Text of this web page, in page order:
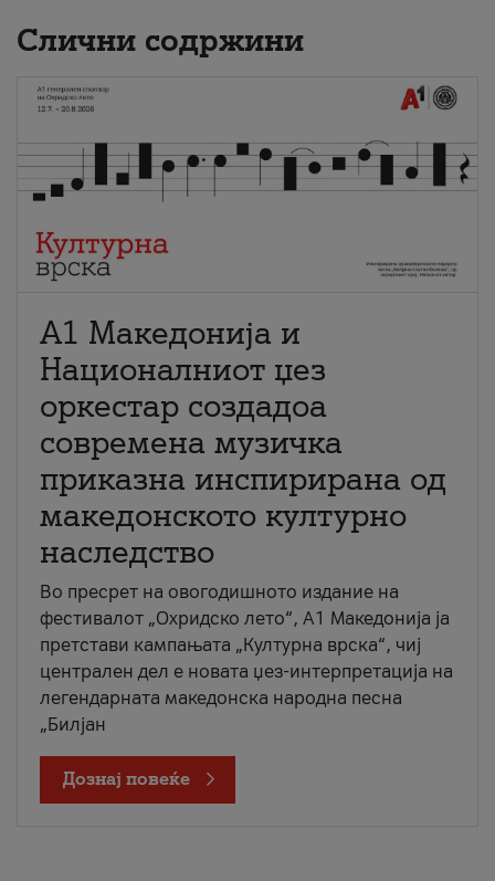
Слични содржини
А1 Македонија и
Националниот џез
оркестар создадоа
современа музичка
приказна инспирирана од
македонското културно
наследство
Во пресрет на овогодишното издание на
фестивалот „Охридско лето“, А1 Македонија ја
претстави кампањата „Културна врска“, чиј
централен дел е новата џез-интерпретација на
легендарната македонска народна песна
„Билјан
Дознај повеќе